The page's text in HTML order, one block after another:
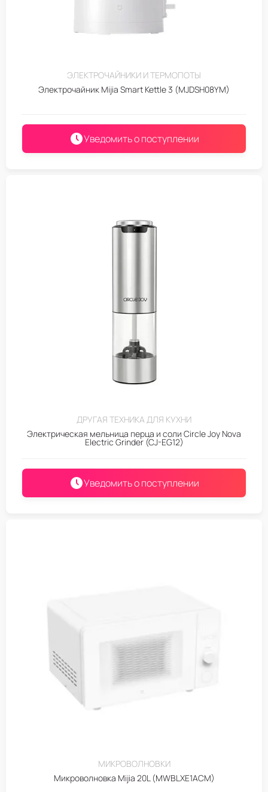
ЭЛЕКТРОЧАЙНИКИ И ТЕРМОПОТЫ
Электрочайник Mijia Smart Kettle 3 (MJDSH08YM)
Уведомить о поступлении
ДРУГАЯ ТЕХНИКА ДЛЯ КУХНИ
Электрическая мельница перца и соли Circle Joy Nova
Electric Grinder (CJ-EG12)
Уведомить о поступлении
МИКРОВОЛНОВКИ
Микроволновка Mijia 20L (MWBLXE1ACM)